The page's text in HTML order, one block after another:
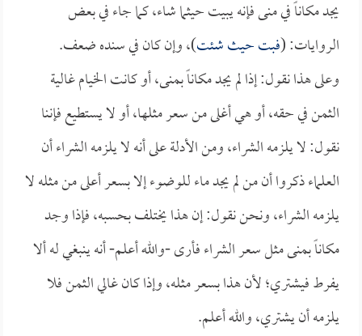
يجد مكاناً في منى فإنه يبيت حيثما شاء، كما جاء في بعض
الروايات: (فبت حيث شئت)، وإن كان في سنده ضعف.
وعلى هذا نقول: إذا لم يجد مكاناً بمنى، أو كانت الخيام غالية
الثمن في حقه، أو هي أغلى من سعر مثلها، أو لا يستطيع فإننا
نقول: لا يلزمه الشراء، ومن الأدلة على أنه لا يلزمه الشراء أن
العلماء ذكروا أن من لم يجد ماء للوضوء إلا بسعر أعلى من مثله لا
يلزمه الشراء، ونحن نقول: إن هذا يختلف بحسبه، فإذا وجد
مكاناً بمنى مثل سعر الشراء فأرى -والله أعلم- أنه ينبغي له ألا
يفرط فيشتري؛ لأن هذا بسعر مثله، وإذا كان غالي الثمن فلا
يلزمه أن يشتري، والله أعلم.